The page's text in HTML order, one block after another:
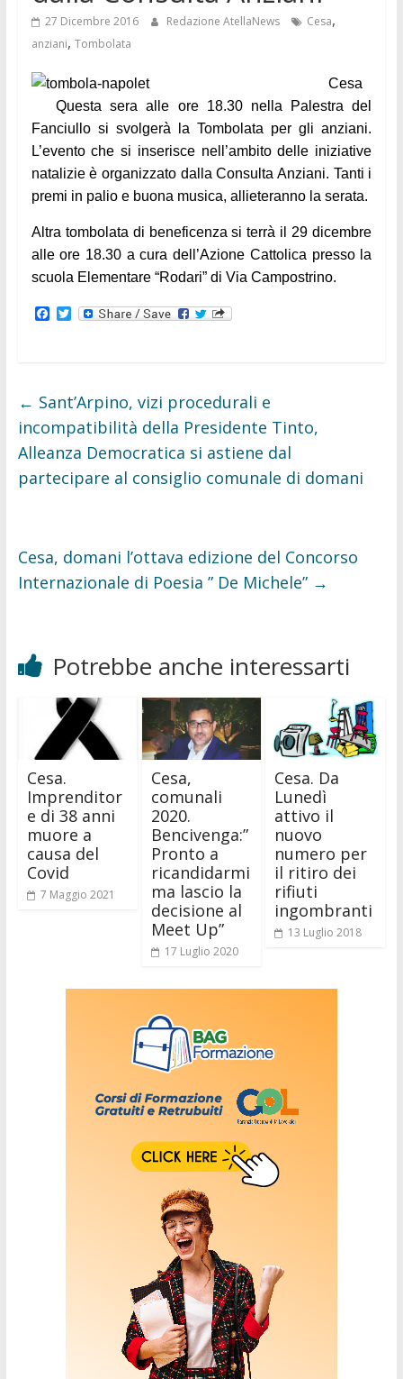
27 Dicembre 2016 Redazione AtellaNews Cesa,
anziani, Tombolata
Cesa
Questa sera alle ore 18.30 nella Palestra del
Fanciullo si svolgerà la Tombolata per gli anziani.
L’evento che si inserisce nell’ambito delle iniziative
natalizie è organizzato dalla Consulta Anziani. Tanti i
premi in palio e buona musica, allieteranno la serata.
Altra tombolata di beneficenza si terrà il 29 dicembre
alle ore 18.30 a cura dell’Azione Cattolica presso la
scuola Elementare “Rodari” di Via Campostrino.
F
o
k
T
r
← Sant’Arpino, vizi procedurali e
incompatibilità della Presidente Tinto,
Alleanza Democratica si astiene dal
partecipare al consiglio comunale di domani
Cesa, domani l’ottava edizione del Concorso
Internazionale di Poesia ” De Michele” →
Potrebbe anche interessarti
Cesa.
Imprenditor
e di 38 anni
muore a
causa del
Covid
7 Maggio 2021
Cesa,
comunali
2020.
Bencivenga:”
Pronto a
ricandidarmi
ma lascio la
decisione al
Meet Up”
17 Luglio 2020
Cesa. Da
Lunedì
attivo il
nuovo
numero per
il ritiro dei
rifiuti
ingombranti
13 Luglio 2018